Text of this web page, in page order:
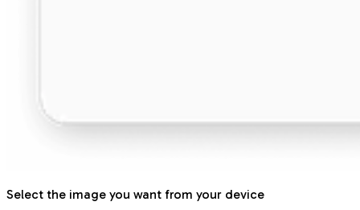
Select the image you want from your device